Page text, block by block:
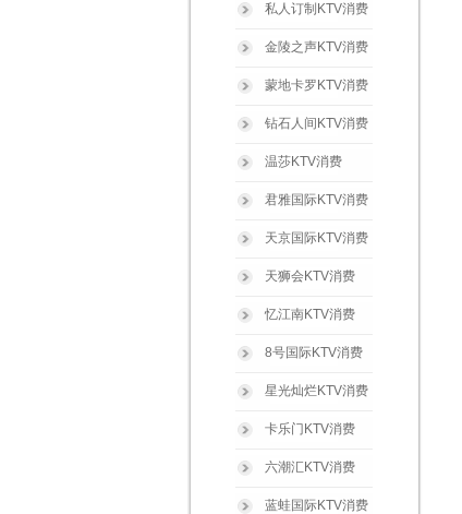
私人订制KTV消费
金陵之声KTV消费
蒙地卡罗KTV消费
钻石人间KTV消费
温莎KTV消费
君雅国际KTV消费
天京国际KTV消费
天狮会KTV消费
忆江南KTV消费
8号国际KTV消费
星光灿烂KTV消费
卡乐门KTV消费
六潮汇KTV消费
蓝蛙国际KTV消费